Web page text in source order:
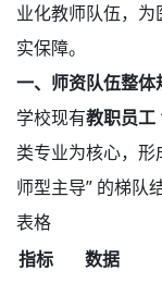
业化教师队伍，
实保障。
一、师资队伍整体
学校现有教职员工
类专业为核心，形
师型主导” 的梯队
表格
指标
数据